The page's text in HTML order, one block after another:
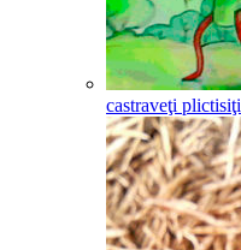
castraveţi plictisiţi